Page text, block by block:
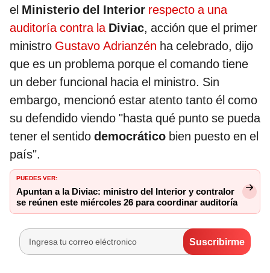
el Ministerio del Interior respecto a una
auditoría contra la Diviac, acción que el primer
ministro Gustavo Adrianzén ha celebrado, dijo
que es un problema porque el comando tiene
un deber funcional hacia el ministro. Sin
embargo, mencionó estar atento tanto él como
su defendido viendo "hasta qué punto se pueda
tener el sentido democrático bien puesto en el
país".
PUEDES VER:
Apuntan a la Diviac: ministro del Interior y contralor
se reúnen este miércoles 26 para coordinar auditoría